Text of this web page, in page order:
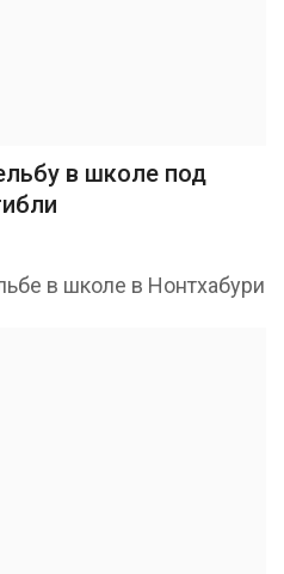
в школе под
в школе в Нонтхабури